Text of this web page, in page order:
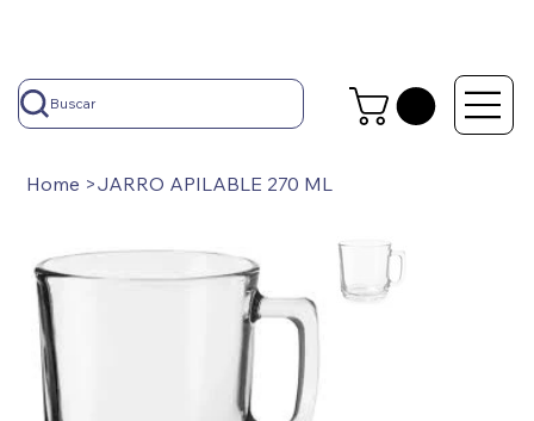
Buscar
Home >JARRO APILABLE 270 ML